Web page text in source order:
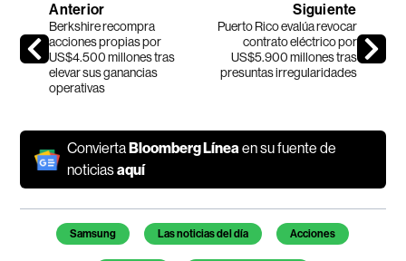
Anterior
Berkshire recompra
acciones propias por
US$4.500 millones tras
elevar sus ganancias
operativas
Siguiente
Puerto Rico evalúa revocar
contrato eléctrico por
US$5.900 millones tras
presuntas irregularidades
Convierta Bloomberg Líneaen su fuente de
noticiasaquí
Temas de este artículo
Samsung Las noticias del día Acciones